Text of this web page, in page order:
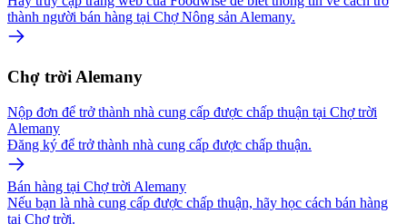
thành người bán hàng tại Chợ Nông sản Alemany.
Chợ trời Alemany
Nộp đơn để trở thành nhà cung cấp được chấp thuận tại Chợ trời
Alemany
Đăng ký để trở thành nhà cung cấp được chấp thuận.
Bán hàng tại Chợ trời Alemany
Nếu bạn là nhà cung cấp được chấp thuận, hãy học cách bán hàng
tại Chợ trời.